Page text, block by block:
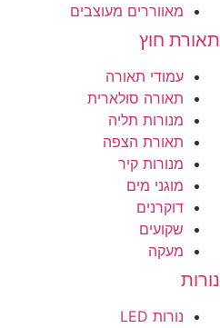
מאווררים מעוצבים
תאורת חוץ
עמודי תאורה
תאורה סולארית
מנורות תליה
תאורת הצפה
מנורות קיר
מוגני מים
דוקרנים
שקועים
מעקה
נורות
נורות LED